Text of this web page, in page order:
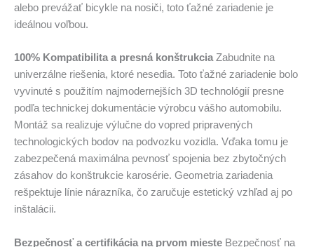
alebo prevážať bicykle na nosiči, toto ťažné zariadenie je
ideálnou voľbou.
100% Kompatibilita a presná konštrukciaZabudnite na
univerzálne riešenia, ktoré nesedia. Toto ťažné zariadenie bolo
vyvinuté s použitím najmodernejších 3D technológií presne
podľa technickej dokumentácie výrobcu vášho automobilu.
Montáž sa realizuje výlučne do vopred pripravených
technologických bodov na podvozku vozidla. Vďaka tomu je
zabezpečená maximálna pevnosť spojenia bez zbytočných
zásahov do konštrukcie karosérie. Geometria zariadenia
rešpektuje línie nárazníka, čo zaručuje estetický vzhľad aj po
inštalácii.
Bezpečnosť a certifikácia na prvom mieste Bezpečnosť na